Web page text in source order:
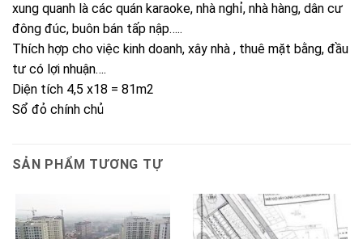
xung quanh là các quán karaoke, nhà nghỉ, nhà hàng, dân cư
đông đúc, buôn bán tấp nập…..
Thích hợp cho việc kinh doanh, xây nhà , thuê mặt bằng, đầu
tư có lợi nhuận….
Diện tích 4,5 x18 = 81m2
Sổ đỏ chính chủ
SẢN PHẨM TƯƠNG TỰ